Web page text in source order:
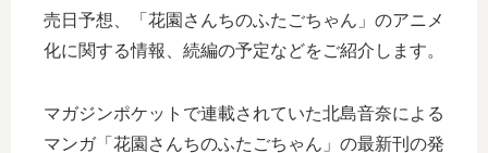
売日予想、「花園さんちのふたごちゃん」のアニメ
化に関する情報、続編の予定などをご紹介します。
マガジンポケットで連載されていた北島音奈による
マンガ「花園さんちのふたごちゃん」の最新刊の発